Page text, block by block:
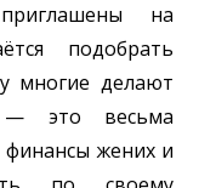
на
подобрать
многие делают
это весьма
финансы жених и